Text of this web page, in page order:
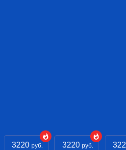
3220 руб.
3220 руб.